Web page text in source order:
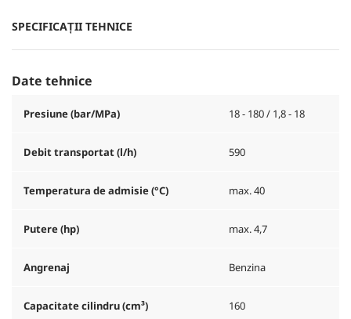
SPECIFICAȚII TEHNICE
Date tehnice
Presiune (bar/MPa) 18 - 180 / 1,8 - 18
Debit transportat (l/h) 590
Temperatura de admisie (°C) max. 40
Putere (hp) max. 4,7
Angrenaj Benzina
Capacitate cilindru (cm³) 160